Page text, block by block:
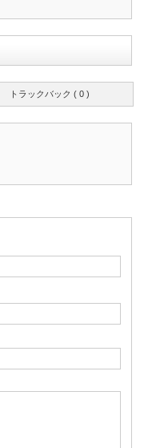
トラックバック ( 0 )